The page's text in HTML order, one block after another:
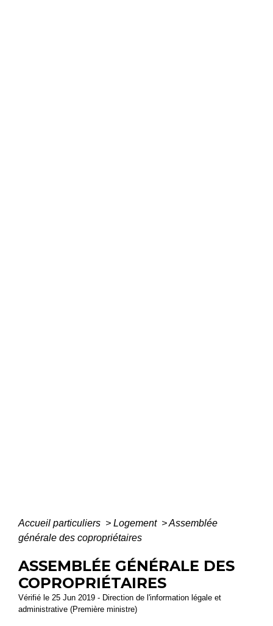
Accueil particuliers > Logement >Assemblée
générale des copropriétaires
ASSEMBLÉE GÉNÉRALE DES
COPROPRIÉTAIRES
Vérifié le 25 Jun 2019 - Direction de l'information légale et
administrative (Première ministre)